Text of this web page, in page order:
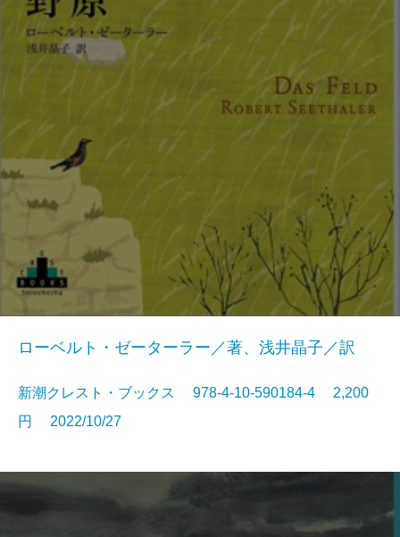
ローベルト・ゼーターラー／著、浅井晶子／訳
新潮クレスト・ブックス 978-4-10-590184-4 2,200
円 2022/10/27